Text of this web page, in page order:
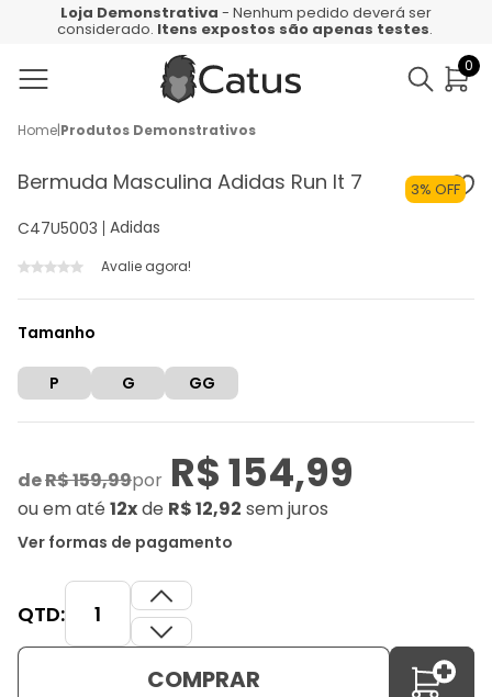
Loja Demonstrativa - Nenhum pedido deverá ser
considerado. Itens expostos são apenas testes.
0
Home|Produtos Demonstrativos
3% OFF
Bermuda Masculina Adidas Run It 7
C47U5003 Adidas
Avalie agora!
deR$ 159,99por R$ 154,99
ouem até 12xde R$ 12,92 sem juros
Ver formas de pagamento
Tamanho
P G GG
QTD:
COMPRAR